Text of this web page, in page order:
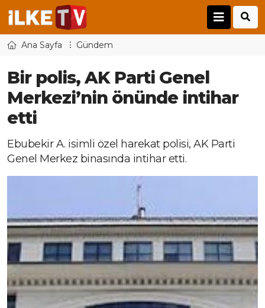
Ana Sayfa Gündem
Bir polis, AK Parti Genel
Merkezi’nin önünde intihar
etti
Ebubekir A. isimli özel harekat polisi, AK Parti
Genel Merkez binasında intihar etti.